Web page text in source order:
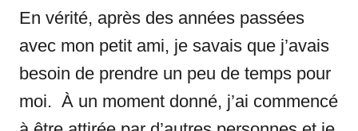
En vérité, après des années passées
avec mon petit ami, je savais que j’avais
besoin de prendre un peu de temps pour
moi. À un moment donné, j’ai commencé